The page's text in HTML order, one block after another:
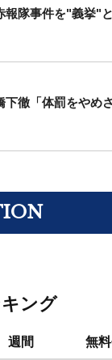
報隊事件を"義挙"
下徹「体罰をやめ
ング
週間 無